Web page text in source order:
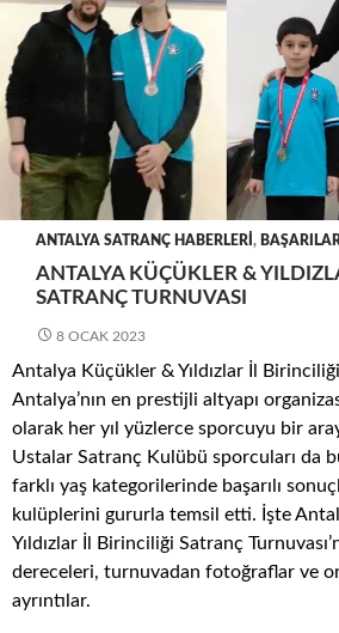
ANTALYA SATRANÇ HABERLERI ,
ANTALYA KÜÇÜKLER &
SATRANÇ TURNUVASI
8 OCAK 2023
Antalya Küçükler & Yıldızlar İl
Antalya’nın en prestijli altyapı
olarak her yıl yüzlerce sporcuyu bir
Ustalar Satranç Kulübü sporcuları da
farklı yaş kategorilerinde başarılı
kulüplerini gururla temsil etti. İşte
Yıldızlar İl Birinciliği Satranç
dereceleri, turnuvadan fotoğraflar ve
ayrıntılar.